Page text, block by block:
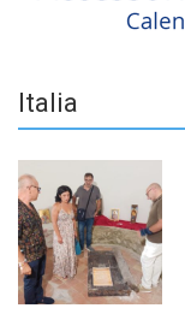
Italia